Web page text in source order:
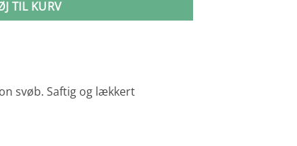
TIL KURV
svøb. Saftig og lækkert